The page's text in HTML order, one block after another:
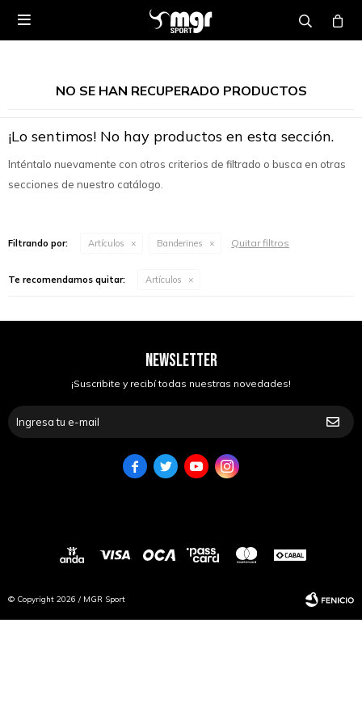

NO SE HAN RECUPERADO PRODUCTOS
¡Lo sentimos! No hay productos en esta sección.
Inténtalo nuevamente con otros criterios de filtrado o busca en otras
secciones de nuestro catálogo.
Filtrando por: Artículos Banderines Quitar filtros
Te recomendamos quitar: Artículos
NEWSLETTER
¡Suscribite y recibí todas nuestras novedades!
   
© Copyright 2026 / MGR Sport